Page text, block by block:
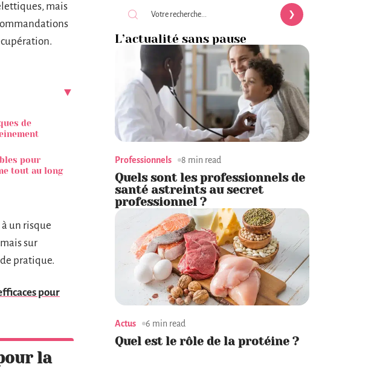
mais
de
pour
tout au long
un risque
sur
pratique.
pour
la
L’actualité sans pause
Professionnels 8 min read
Quels sont les professionnels de
santé astreints au secret
professionnel ?
Actus 6 min read
Quel est le rôle de la protéine ?